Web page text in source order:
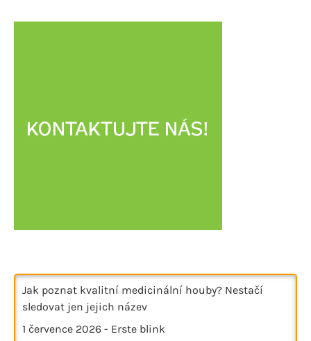
Jak poznat kvalitní medicinální houby? Nestačí
sledovat jen jejich název
1 července 2026 - Erste blink